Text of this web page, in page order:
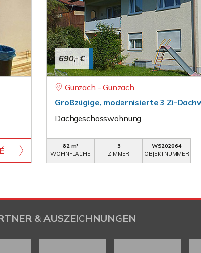
690,- €
Günzach - Günzach
Großzügige, modernisierte 3 Zi-
Dachgeschosswohnung
82 m²
WOHNFLÄCHE
3
ZIMMER
WS202064
OBJEKTNUMMER
& AUSZEICHNUNGEN